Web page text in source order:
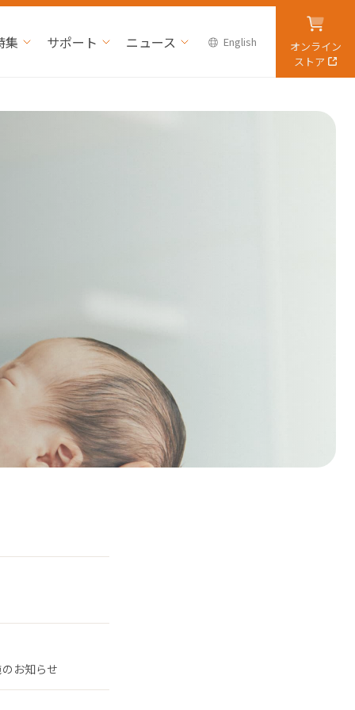
集 サポート ニュース English
オンライン
ストア
お知らせ